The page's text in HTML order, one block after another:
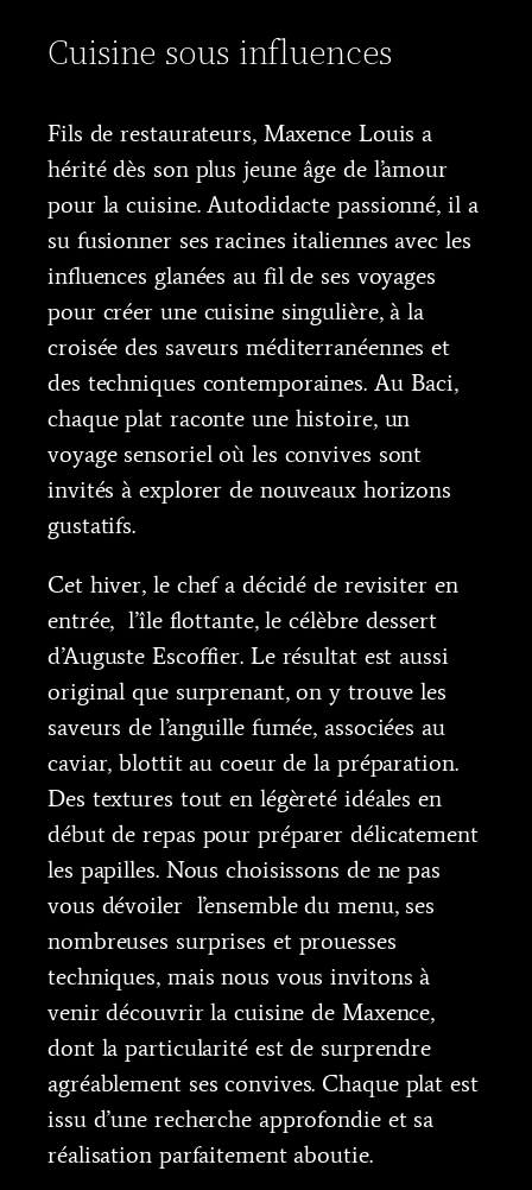
Cuisine sous influences
Fils de restaurateurs, Maxence Louis a
hérité dès son plus jeune âge de l’amour
pour la cuisine. Autodidacte passionné, il a
su fusionner ses racines italiennes avec les
influences glanées au fil de ses voyages
pour créer une cuisine singulière, à la
croisée des saveurs méditerranéennes et
des techniques contemporaines. Au Baci,
chaque plat raconte une histoire, un
voyage sensoriel où les convives sont
invités à explorer de nouveaux horizons
gustatifs.
Cet hiver, le chef a décidé de revisiter en
entrée, l’île flottante, le célèbre dessert
d’Auguste Escoffier. Le résultat est aussi
original que surprenant, on y trouve les
saveurs de l’anguille fumée, associées au
caviar, blottit au coeur de la préparation.
Des textures tout en légèreté idéales en
début de repas pour préparer délicatement
les papilles. Nous choisissons de ne pas
vous dévoiler l’ensemble du menu, ses
nombreuses surprises et prouesses
techniques, mais nous vous invitons à
venir découvrir la cuisine de Maxence,
dont la particularité est de surprendre
agréablement ses convives. Chaque plat est
issu d’une recherche approfondie et sa
réalisation parfaitement aboutie.